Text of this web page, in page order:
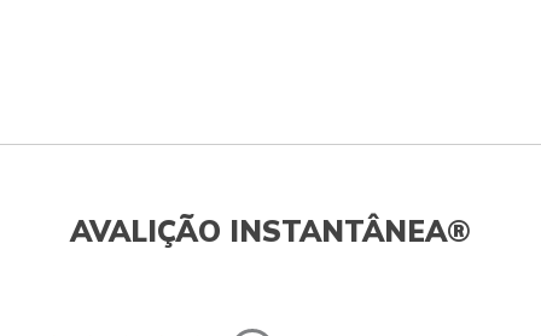
AVALIÇÃO INSTANTÂNEA®